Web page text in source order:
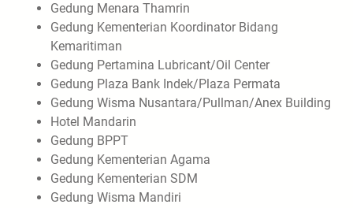
Gedung Menara Thamrin
Gedung Kementerian Koordinator Bidang
Kemaritiman
Gedung Pertamina Lubricant/Oil Center
Gedung Plaza Bank Indek/Plaza Permata
Gedung Wisma Nusantara/Pullman/Anex Building
Hotel Mandarin
Gedung BPPT
Gedung Kementerian Agama
Gedung Kementerian SDM
Gedung Wisma Mandiri